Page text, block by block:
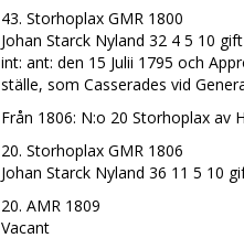
43. Storhoplax GMR 1800
Johan Starck Nyland 32 4 5 10 gift
int: ant: den 15 Julii 1795 och
ställe, som Casserades vid
Från 1806: N:o 20 Storhoplax av
20. Storhoplax GMR 1806
Johan Starck Nyland 36 11 5 10
20. AMR 1809
Vacant